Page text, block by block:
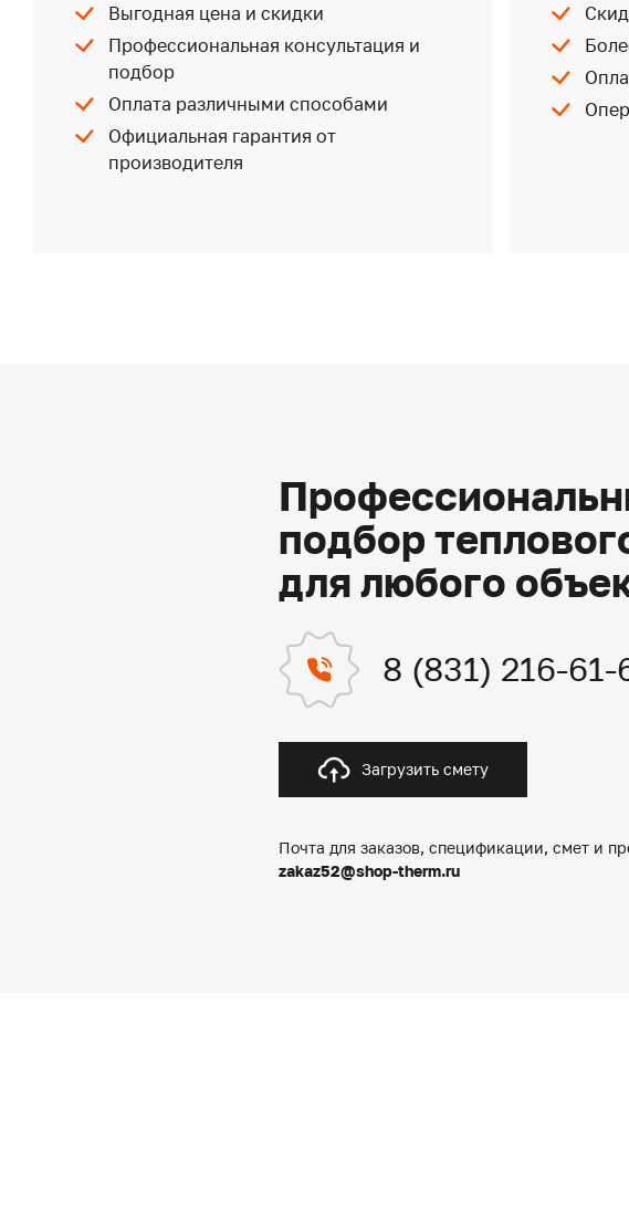
Выгодная цена и скидки
Профессиональная консультация и
подбор
Оплата различными способами
Официальная гарантия от
производителя
подбор
для любого
8 (831) 216-61-
Загрузить смету
Почта для заказов, спецификации, смет и
zakaz52@shop-therm.ru